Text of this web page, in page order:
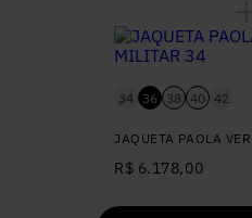
34 36 38 40 42
JAQUETA PAOLA
R$ 6.178,00